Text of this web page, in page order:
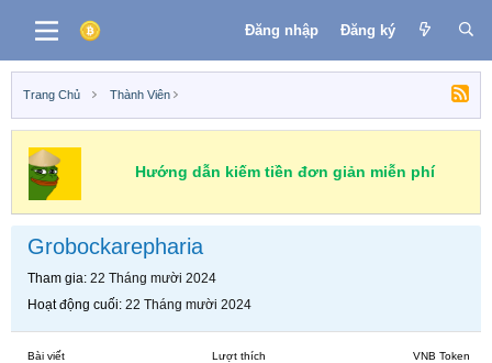
Đăng nhập Đăng ký
Trang Chủ Thành Viên
Hướng dẫn kiếm tiền đơn giản miễn phí
Grobockarepharia
Tham gia 22 Tháng mười 2024
Hoạt động cuối 22 Tháng mười 2024
Bài viết Lượt thích VNB Token